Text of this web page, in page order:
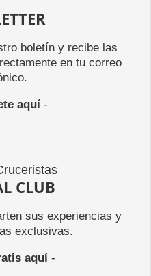
boletín y recibe las
en tu correo
aquí-
CLUB
sus experiencias y
exclusivas.
aquí-